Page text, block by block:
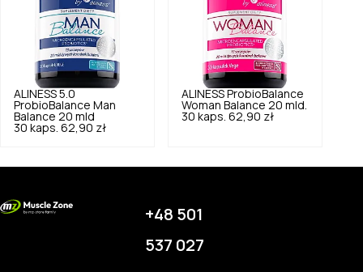
ALINESS 5.0
ProbioBalance Man
Balance 20 mld
30 kaps. 62,90 zł
ALINESS ProbioBalance
Woman Balance 20 mld.
30 kaps. 62,90 zł
+48 501
537 027